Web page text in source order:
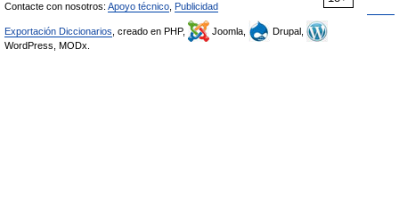
Contacte con nosotros: Apoyo técnico Publicidad
Exportación Diccionarios , creado en PHP, Joomla,
Drupal,
WordPress, MODx.